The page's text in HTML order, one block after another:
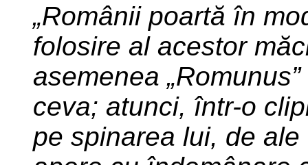
„Românii poartă în
folosire al acestor
asemenea
ceva; atunci, într-o
pe spinarea lui, de